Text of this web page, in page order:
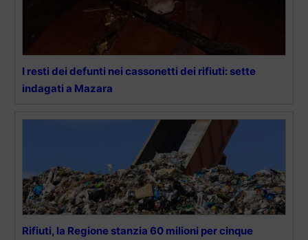
I resti dei defunti nei cassonetti dei rifiuti: sette
indagati a Mazara
Rifiuti, la Regione stanzia 60 milioni per cinque